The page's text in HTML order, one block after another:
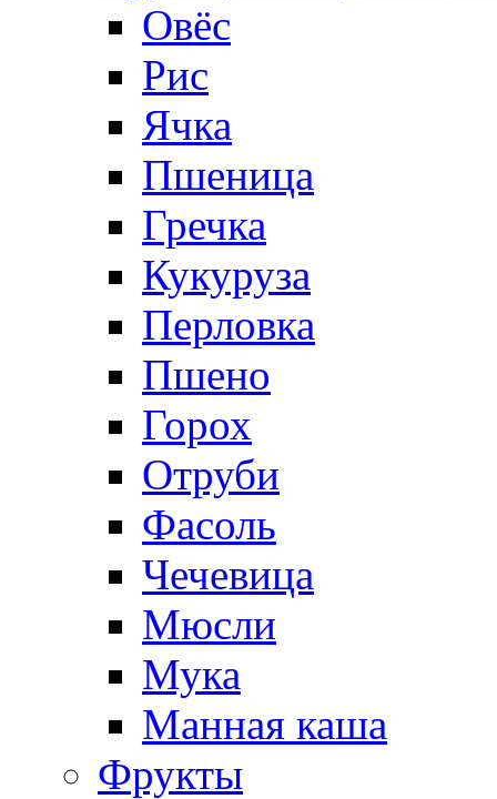
Овёс
Рис
Ячка
Пшеница
Гречка
Кукуруза
Перловка
Пшено
Горох
Отруби
Фасоль
Чечевица
Мюсли
Мука
Манная каша
Фрукты